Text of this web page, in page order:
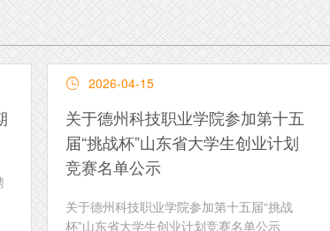
 2026-04-15
关于德州科技职业学院参加第十五
届“挑战杯”山东省大学生创业计划
竞赛名单公示
关于德州科技职业学院参加第十五届“挑战
杯”山东省大学生创业计划竞赛名单公示